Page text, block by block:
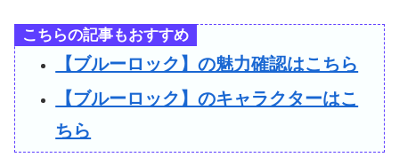
こちらの記事もおすすめ
【ブルーロック】の魅力確認はこちら
【ブルーロック】のキャラクターはこ
ちら